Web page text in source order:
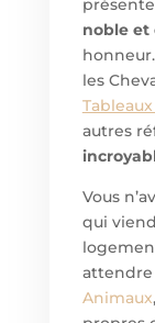
noble et
les
autres
Vous
qui
Animaux